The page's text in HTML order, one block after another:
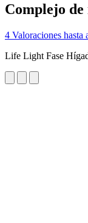
Complejo
4 Valoraciones hasta
Life Light Fase